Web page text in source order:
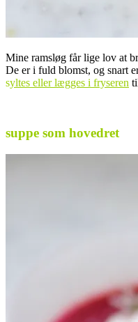
Mine ramsløg får lige lov at
De er i fuld blomst, og snart
syltes eller lægges i fryseren
suppe som hovedret